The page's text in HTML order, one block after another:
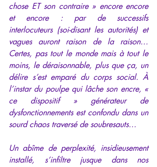
chose ET son contraire » encore encore
et encore : par de successifs
interlocuteurs (soi-disant les autorités) et
vagues auront raison de la raison…
Certes, pas tout le monde mais à tout le
moins, le déraisonnable, plus que ça, un
délire s’est emparé du corps social. À
l’instar du poulpe qui lâche son encre, «
ce dispositif » générateur de
dysfonctionnements est confondu dans un
sourd chaos traversé de soubresauts…
Un abîme de perplexité, insidieusement
installé, s’infiltre jusque dans nos